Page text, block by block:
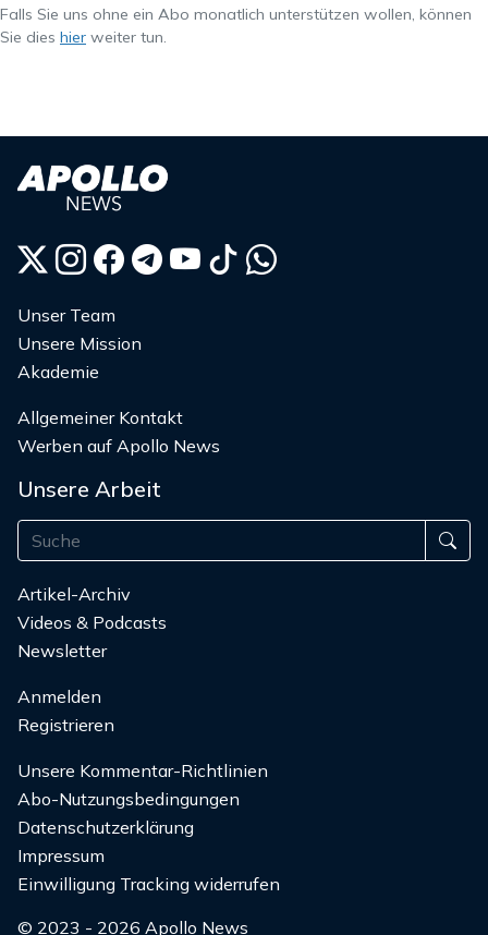
Falls Sie uns ohne ein Abo monatlich unterstützen wollen, können
Sie dies hier weiter tun.
Unser Team
Unsere Mission
Akademie
Allgemeiner Kontakt
Werben auf Apollo News
Unsere Arbeit
Artikel-Archiv
Videos & Podcasts
Newsletter
Anmelden
Registrieren
Unsere Kommentar-Richtlinien
Abo-Nutzungsbedingungen
Datenschutzerklärung
Impressum
Einwilligung Tracking widerrufen
© 2023 - 2026 Apollo News